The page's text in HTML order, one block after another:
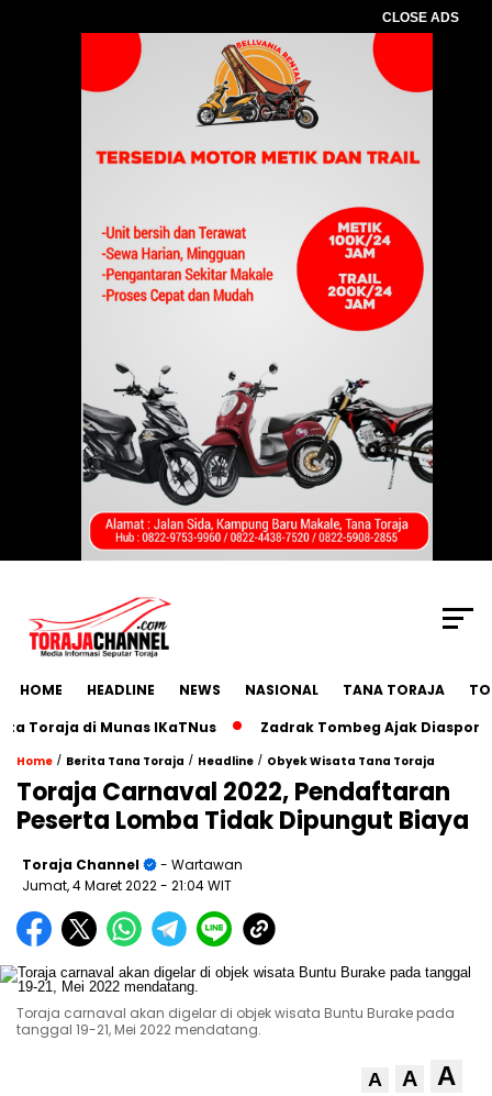
CLOSE ADS
HOME HEADLINE NEWS NASIONAL TANA TORAJA
di Munas IKaTNus
Zadrak Tombeg Ajak Diaspora
Home / Berita Tana Toraja / Headline / Obyek Wisata Tana Toraja
Toraja Carnaval 2022, Pendaftaran
Peserta Lomba Tidak Dipungut Biaya
Toraja Channel
- Wartawan
Jumat, 4 Maret 2022- 21:04 WIT
Toraja carnaval akan digelar di objek wisata Buntu Burake pada
tanggal 19-21, Mei 2022 mendatang.
A A A